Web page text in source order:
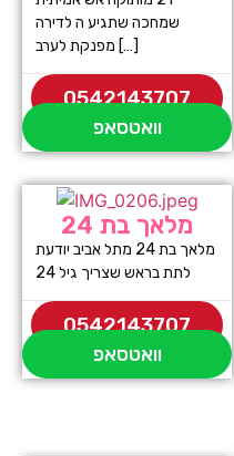
שמחכה שתגיע ה לדירה
מפנקת לערב […]
0542143707
וואטסאפ
מלאך בת 24
מלאך בת 24 מתל אביב יודעת
לתת בראש שצריך גיל 24
0542143707
וואטסאפ